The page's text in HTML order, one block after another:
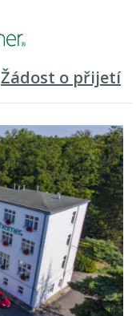
Žádost o přijetí